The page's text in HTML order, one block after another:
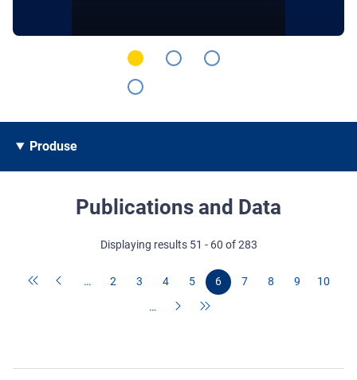
Produse
Publications and Data
Displaying results 51 - 60 of 283
… 2 3 4 5 6 7 8 9
10
…